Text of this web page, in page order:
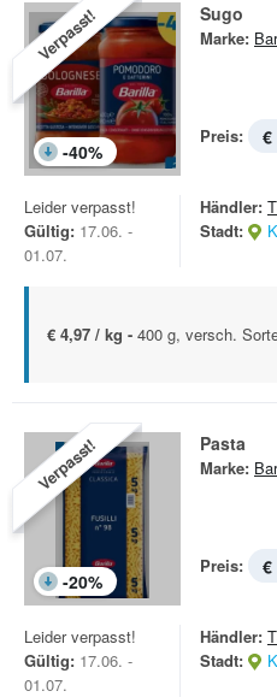
Verpasst!
-40%
Sugo
Marke:
Preis: €
Leider verpasst!
Gültig: 17.06. -
01.07.
Händler:
Stadt:
€ 4,97 / kg - 400 g, versch.
Verpasst!
-20%
Pasta
Marke:
Preis: €
Leider verpasst!
Gültig: 17.06. -
01.07.
Händler:
Stadt: